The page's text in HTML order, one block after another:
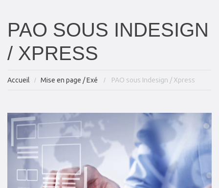
PAO SOUS INDESIGN
/ XPRESS
Accueil Mise en page / Exé PAO sous Indesign / Xpress